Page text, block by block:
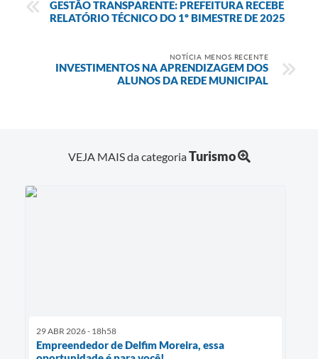
GESTÃO TRANSPARENTE: PREFEITURA RECEBE
RELATÓRIO TÉCNICO DO 1º BIMESTRE DE 2025
NOTÍCIA MENOS RECENTE
INVESTIMENTOS NA APRENDIZAGEM DOS
ALUNOS DA REDE MUNICIPAL
VEJA MAIS da categoriaTurismo
29 ABR 2026 - 18h58
Empreendedor de Delfim Moreira, essa